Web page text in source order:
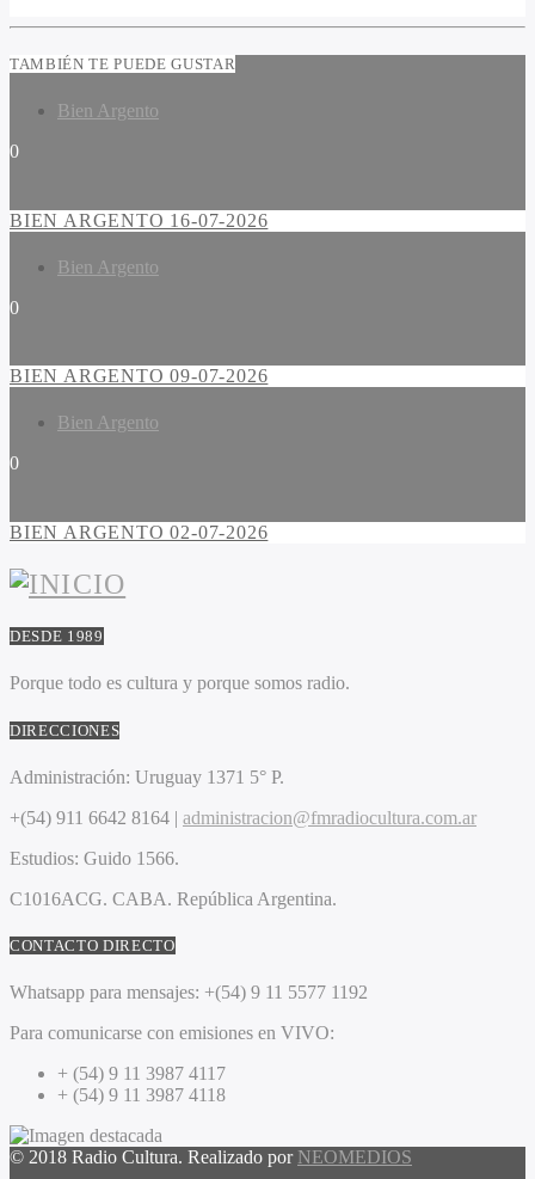
TAMBIÉN TE PUEDE GUSTAR
Bien Argento
0
BIEN ARGENTO 16-07-2026
Bien Argento
0
BIEN ARGENTO 09-07-2026
Bien Argento
0
BIEN ARGENTO 02-07-2026
DESDE 1989
Porque todo es cultura y porque somos radio.
DIRECCIONES
Administración: Uruguay 1371 5° P.
+(54) 911 6642 8164 | administracion@fmradiocultura.com.ar
Estudios: Guido 1566.
C1016ACG. CABA. República Argentina.
CONTACTO DIRECTO
Whatsapp para mensajes: +(54) 9 11 5577 1192
Para comunicarse con emisiones en VIVO:
+ (54) 9 11 3987 4117
+ (54) 9 11 3987 4118
© 2018 Radio Cultura. Realizado por NEOMEDIOS